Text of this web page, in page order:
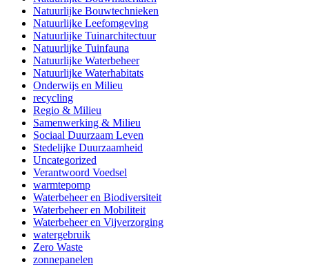
Natuurlijke Bouwtechnieken
Natuurlijke Leefomgeving
Natuurlijke Tuinarchitectuur
Natuurlijke Tuinfauna
Natuurlijke Waterbeheer
Natuurlijke Waterhabitats
Onderwijs en Milieu
recycling
Regio & Milieu
Samenwerking & Milieu
Sociaal Duurzaam Leven
Stedelijke Duurzaamheid
Uncategorized
Verantwoord Voedsel
warmtepomp
Waterbeheer en Biodiversiteit
Waterbeheer en Mobiliteit
Waterbeheer en Vijverzorging
watergebruik
Zero Waste
zonnepanelen